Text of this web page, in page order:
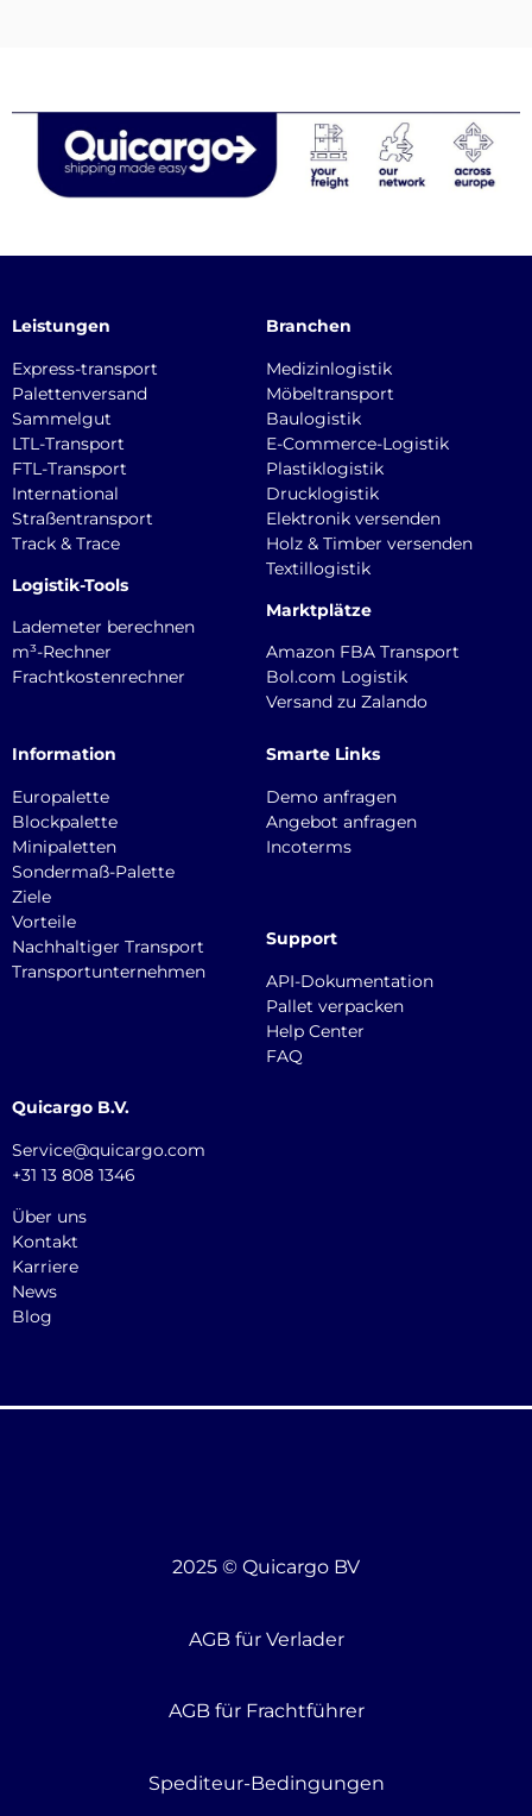
Leistungen
Express-transport
Palettenversand
Sammelgut
LTL-Transport
FTL-Transport
International
Straßentransport
Track & Trace
Logistik-Tools
Lademeter berechnen
m³-Rechner
Frachtkostenrechner
Branchen
Medizinlogistik
Möbeltransport
Baulogistik
E-Commerce-Logistik
Plastiklogistik
Drucklogistik
Elektronik versenden
Holz & Timber versenden
Textillogistik
Marktplätze
Amazon FBA Transport
Bol.com Logistik
Versand zu Zalando
Information
Europalette
Blockpalette
Minipaletten
Sondermaß-Palette
Ziele
Vorteile
Nachhaltiger Transport
Transportunternehmen
Smarte Links
Demo anfragen
Angebot anfragen
Incoterms
Support
API-Dokumentation
Pallet verpacken
Help Center
FAQ
Quicargo B.V.
Service@quicargo.com
+31 13 808 1346
Über uns
Kontakt
Karriere
News
Blog
2025 © Quicargo BV
AGB für Verlader
AGB für Frachtführer
Spediteur-Bedingungen